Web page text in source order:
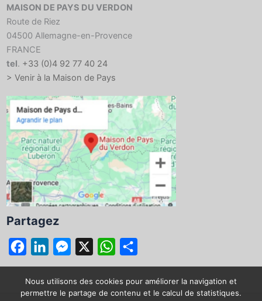
MAISON DE PAYS DU VERDON
Route de Riez
04500 Allemagne-en-Provence
FRANCE
tel. +33 (0)4 92 77 40 24
> Venir à la Maison de Pays
Partagez
a
c
i
n
e
s
W
h
a
a
r
Nous utilisons des cookies pour améliorer la navigation et
permettre le partage de contenu et le calcul de statistiques.